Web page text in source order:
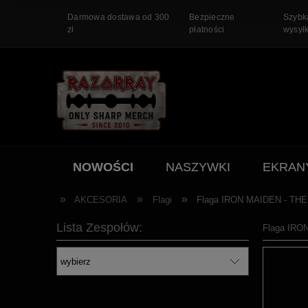
Darmowa dostawa od 300
zł
Bezpieczne
płatności
NOWOŚCI NASZYWKI
PROMOCJA
» AKCESORIA » Flagi » Flaga IRON MAIDEN -
Lista Zespołów: Flaga